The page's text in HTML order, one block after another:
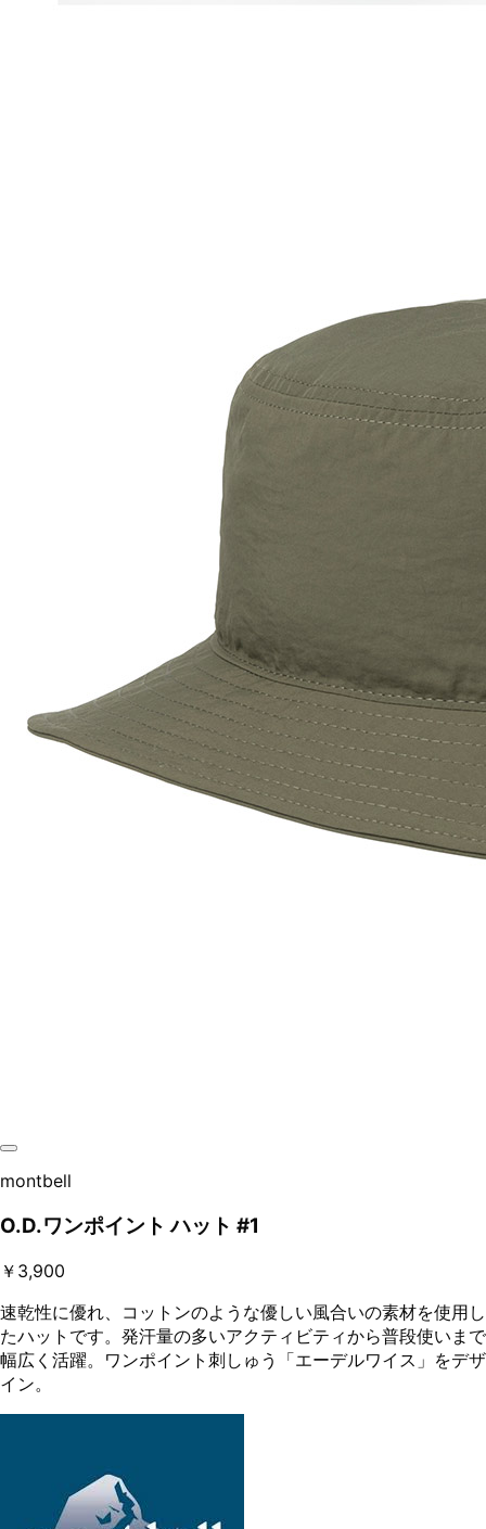
montbell
O.D.ワンポイント ハット #1
￥3,900
速乾性に優れ、コットンのような優しい風合いの素材を使用し
たハットです。発汗量の多いアクティビティから普段使いまで
幅広く活躍。ワンポイント刺しゅう「エーデルワイス」をデザ
イン。